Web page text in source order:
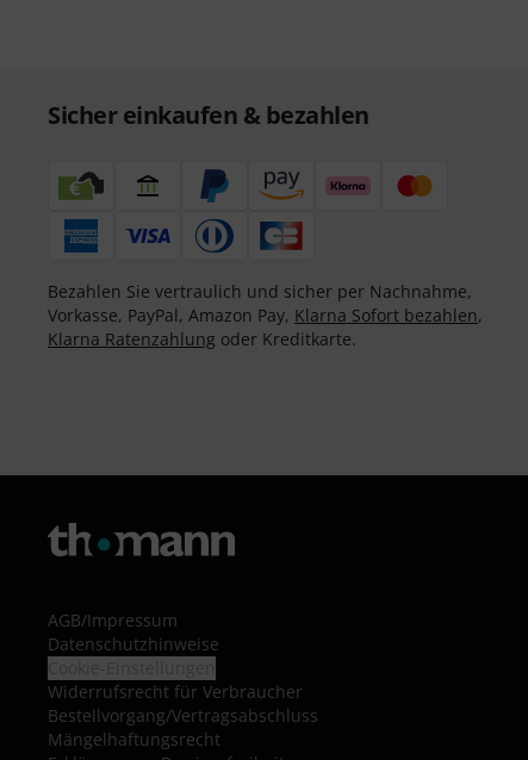
Sicher einkaufen & bezahlen
Bezahlen Sie vertraulich und sicher per Nachnahme,
Vorkasse, PayPal, Amazon Pay, Klarna Sofort bezahlen,
Klarna Ratenzahlung oder Kreditkarte.
AGB/Impressum
Datenschutzhinweise
Widerrufsrecht für Verbraucher
Bestellvorgang/Vertragsabschluss
Mängelhaftungsrecht